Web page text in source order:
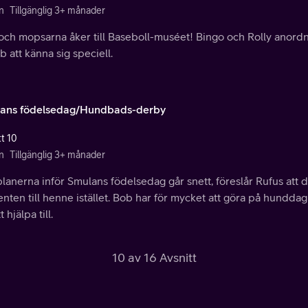
Tillgänglig 3+ månader
mopsarna åker till Baseboll-muséet! Bingo och Rolly
att känna sig speciell.
födelsedag/Hundbads-derby
10
Tillgänglig 3+ månader
inför Smulans födelsedag går snett, föreslår Rufus att
till henne istället. Bob har för mycket att göra på
hjälpa till.
10 av 16 Avsnitt